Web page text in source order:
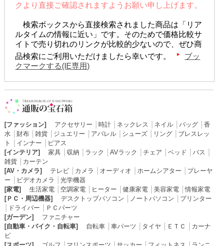
クより直接ご確認されますようお願い申し上げます。
検索ボックスから直接検索されました商品は「リア
ルタイムの情報に近い」です。そのためで価格比較サ
イトで売り切れのリンクが比較的少ないので、ぜひ商
品検索にご利用いただけましたら幸いです。
ブッ
クマークする(IE専用)
[ファッション] アクセサリー 時計│ ネックレス ネイル│ バッグ│ 香
水
財布│ 雑貨│ ジュエリー アパレル│ シューズ│ リング│ ブレスレッ
ト
インナー
ピアス
[インテリア]
家具│ 収納 ラック AVラック チェア ベッド バス
雑貨│ カーテン
[AV・カメラ]
テレビ│ カメラ オーディオ ホームシアター
プレーヤ
ー
ビデオカメラ
光学機器
[家電]
生活家電│ 空調家電│ ヒーター 健康家電│ 美容家電│情報家電
[ＰＣ・周辺機器]
デスクトップパソコン ノートパソコン
プリンター
ドライバー
ＰＣパーツ
[ガーデン]
ファニチャー
[自動車・バイク・自転車]
自転車│ 車パーツ タイヤ ＥＴＣ
カーナ
ビ